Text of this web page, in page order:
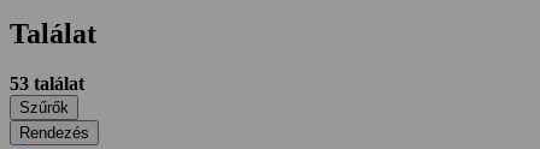
Találat
53 találat
Szűrők
Rendezés